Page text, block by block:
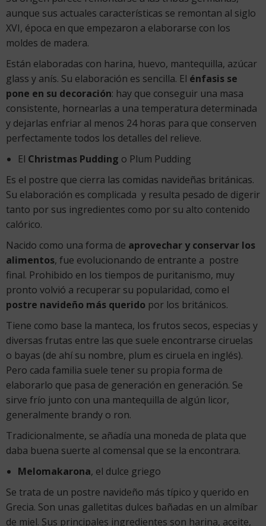
aunque sus actuales características se remontan al siglo
XVI, época en que empezaron a elaborarse con los
moldes de madera.
Están elaboradas con harina, huevo, mantequilla, azúcar
glass y anís. Su elaboración es sencilla. El énfasis se
pone en su decoración: hay que conseguir una masa
consistente, hornearlas a una temperatura determinada
y dejarlas enfriar al menos 24 horas para que conserven
perfectamente todos los detalles del relieve.
El Christmas Pudding o Plum Pudding
Es el postre que cierra las comidas navideñas británicas.
Su elaboración es complicada y resulta pesado de digerir
tanto por sus ingredientes como por su alto contenido
calórico.
Nacido como una forma de aprovechar y conservar los
alimentos, fue evolucionando de entrante a postre
final. Prohibido en los tiempos de puritanismo, muy
pronto volvió a recuperar su popularidad, como el
postre navideño más querido por los británicos.
Tiene como base la manteca, los frutos secos, especias y
diversas frutas entre las que suele encontrarse ciruelas
o bayas (de ahí su nombre, plum es ciruela en inglés).
Pero cada familia suele tener su propia forma de
elaborarlo que pasa de generación en generación. Se
sirve frío junto con una mantequilla de algún licor,
generalmente brandy o ron.
Tradicionalmente, se añadía una moneda de plata que
daba buena suerte al comensal que se la encontrara.
Melomakarona, el dulce griego
Se trata de un postre navideño más típico y querido en
Grecia. Son unas galletitas dulces bañadas en un almíbar
de miel. Sus principales ingredientes son harina, aceite,